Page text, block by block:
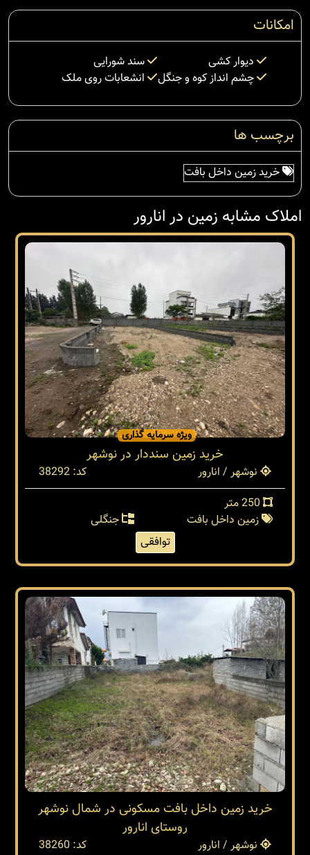
امکانات
دیوار کشی
سند شورایی
چشم انداز کوه و جنگل
انشعابات روی ملک
برچسب ها
خرید زمین داخل بافت
املاک مشابه زمین در انارور
ویژه سرمایه گذاری
خريد زمين سنددار در نوشهر
نوشهر / انارور
کد: 38292
زمین داخل بافت
جنگلی
توافقی
خرید زمین داخل بافت مسکونی در شمال نوشهر
روستای انارور
نوشهر / انارور
کد: 38260